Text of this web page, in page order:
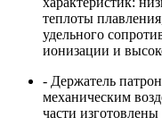
теплоты
удельного
ионизации и
- Держатель
механическим
части